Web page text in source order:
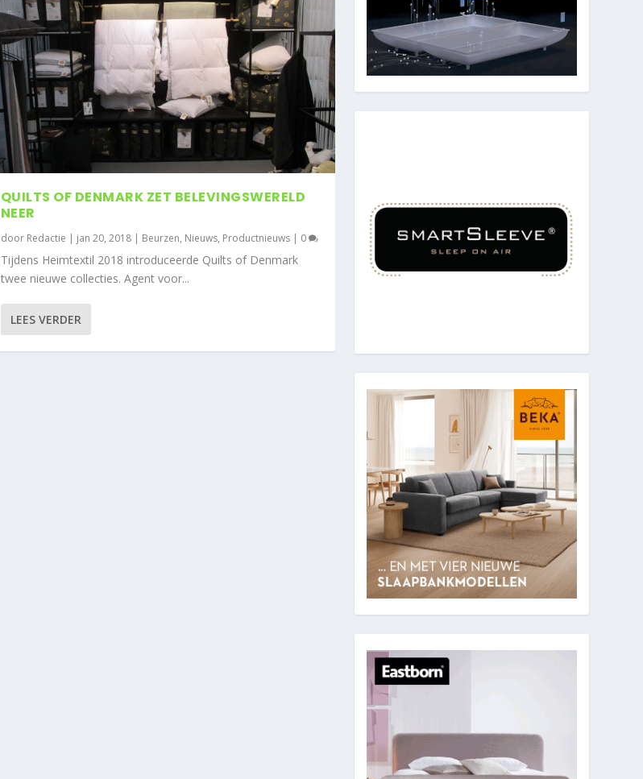
QUILTS OF DENMARK ZET BELEVINGSWERELD
NEER
door Redactie | jan 20, 2018| Beurzen, Nieuws, Productnieuws| 0
Tijdens Heimtextil 2018 introduceerde Quilts of Denmark
twee nieuwe collecties. Agent voor...
LEES VERDER